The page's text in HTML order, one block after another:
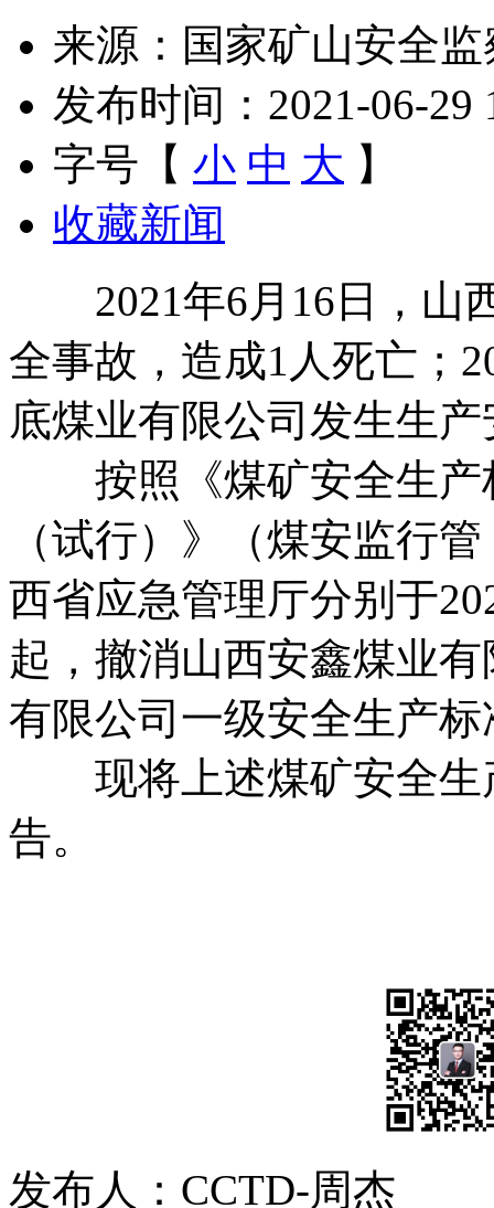
来源：国家矿山安全监
发布时间：2021-06-29
字号【 小 中 大 】
收藏新闻
2021年6月16日，山
全事故，造成1人死亡；
底煤业有限公司发生生
按照《煤矿安全生产
（试行）》（煤安监行
西省应急管理厅分别于
起，撤消山西安鑫煤业
有限公司一级安全生产
现将上述煤矿安全生
告。
发布人：CCTD-周杰